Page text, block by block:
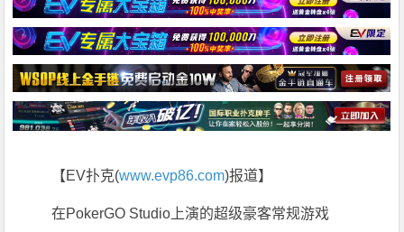
【EV扑克(www.evp86.com)报道】
在PokerGO Studio上演的超级豪客常规游戏